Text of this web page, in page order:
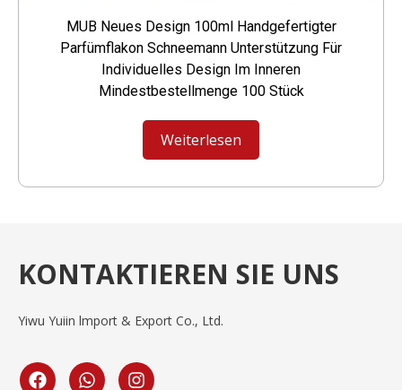
MUB Neues Design 100ml Handgefertigter
Parfümflakon Schneemann Unterstützung Für
Individuelles Design Im Inneren
Mindestbestellmenge 100 Stück
Weiterlesen
KONTAKTIEREN SIE UNS
Yiwu Yuiin lmport & Export Co., Ltd.